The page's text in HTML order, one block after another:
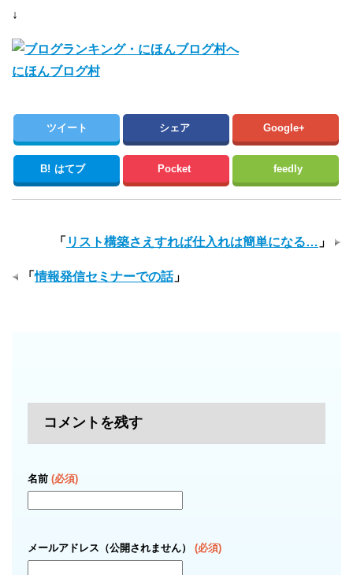
↓
にほんブログ村
ツイート シェア Google+
B! はてブ Pocket feedly
「 リスト構築さえすれば仕入れは簡単になる… 」
「情報発信セミナーでの話」
コメントを残す
名前 (必須)
メールアドレス（公開されません） (必須)